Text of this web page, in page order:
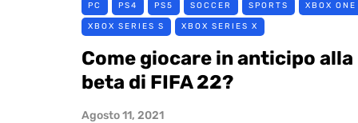
PC PS4 PS5 SOCCER SPORTS XBOX ONE
XBOX SERIES S XBOX SERIES X
Come giocare in anticipo alla
beta di FIFA 22?
Agosto 11, 2021